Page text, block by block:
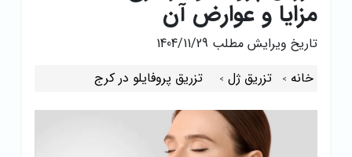
مزایا و عوارض آن
تاریخ ویرایش مطلب 1404/11/29
خانه
تزریق ژل تزریق پروفایلو در کرج